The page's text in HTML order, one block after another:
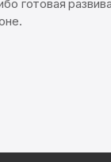
готовая